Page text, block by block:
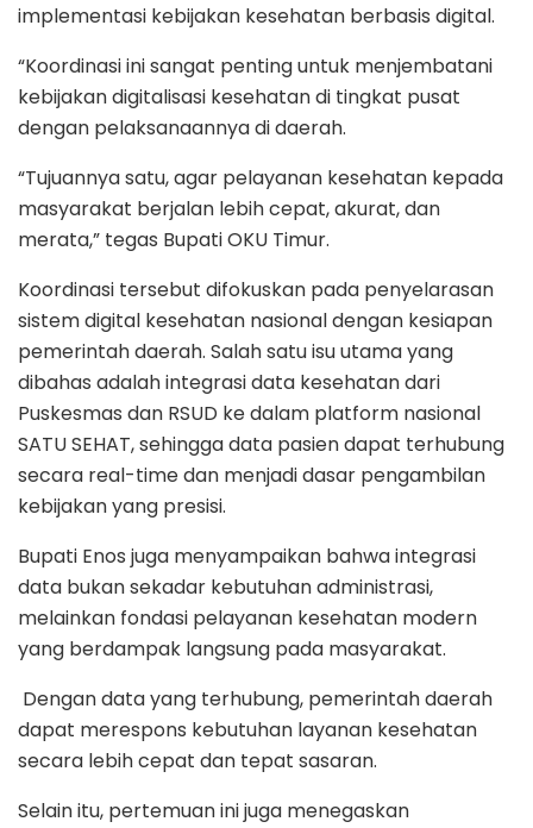
implementasi kebijakan kesehatan berbasis digital.
“Koordinasi ini sangat penting untuk menjembatani
kebijakan digitalisasi kesehatan di tingkat pusat
dengan pelaksanaannya di daerah.
“Tujuannya satu, agar pelayanan kesehatan kepada
masyarakat berjalan lebih cepat, akurat, dan
merata,” tegas Bupati OKU Timur.
Koordinasi tersebut difokuskan pada penyelarasan
sistem digital kesehatan nasional dengan kesiapan
pemerintah daerah. Salah satu isu utama yang
dibahas adalah integrasi data kesehatan dari
Puskesmas dan RSUD ke dalam platform nasional
SATU SEHAT, sehingga data pasien dapat terhubung
secara real-time dan menjadi dasar pengambilan
kebijakan yang presisi.
Bupati Enos juga menyampaikan bahwa integrasi
data bukan sekadar kebutuhan administrasi,
melainkan fondasi pelayanan kesehatan modern
yang berdampak langsung pada masyarakat.
Dengan data yang terhubung, pemerintah daerah
dapat merespons kebutuhan layanan kesehatan
secara lebih cepat dan tepat sasaran.
Selain itu, pertemuan ini juga menegaskan